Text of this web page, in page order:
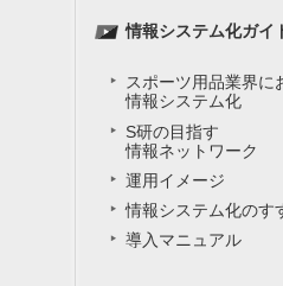
情報システム化ガイ
スポーツ用品業界に
情報システム化
S研の目指す
情報ネットワーク
運用イメージ
情報システム化のす
導入マニュアル